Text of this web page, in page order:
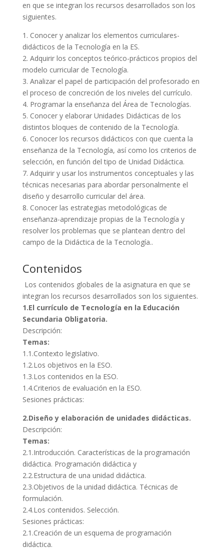
en que se integran los recursos desarrollados son los
siguientes.
1. Conocer y analizar los elementos curriculares-
didácticos de la Tecnología en la ES.
2. Adquirir los conceptos teórico-prácticos propios del
modelo curricular de Tecnología.
3. Analizar el papel de participación del profesorado en
el proceso de concreción de los niveles del currículo.
4. Programar la enseñanza del Área de Tecnologías.
5. Conocer y elaborar Unidades Didácticas de los
distintos bloques de contenido de la Tecnología.
6. Conocer los recursos didácticos con que cuenta la
enseñanza de la Tecnología, así como los criterios de
selección, en función del tipo de Unidad Didáctica.
7. Adquirir y usar los instrumentos conceptuales y las
técnicas necesarias para abordar personalmente el
diseño y desarrollo curricular del área.
8. Conocer las estrategias metodológicas de
enseñanza-aprendizaje propias de la Tecnología y
resolver los problemas que se plantean dentro del
campo de la Didáctica de la Tecnología..
Contenidos
Los contenidos globales de la asignatura en que se
integran los recursos desarrollados son los siguientes.
1.El currículo de Tecnología en la Educación
Secundaria Obligatoria.
Descripción:
Temas:
1.1.Contexto legislativo.
1.2.Los objetivos en la ESO.
1.3.Los contenidos en la ESO.
1.4.Criterios de evaluación en la ESO.
Sesiones prácticas:
2.Diseño y elaboración de unidades didácticas.
Descripción:
Temas:
2.1.Introducción. Características de la programación
didáctica. Programación didáctica y
2.2.Estructura de una unidad didáctica.
2.3.Objetivos de la unidad didáctica. Técnicas de
formulación.
2.4.Los contenidos. Selección.
Sesiones prácticas:
2.1.Creación de un esquema de programación
didáctica.